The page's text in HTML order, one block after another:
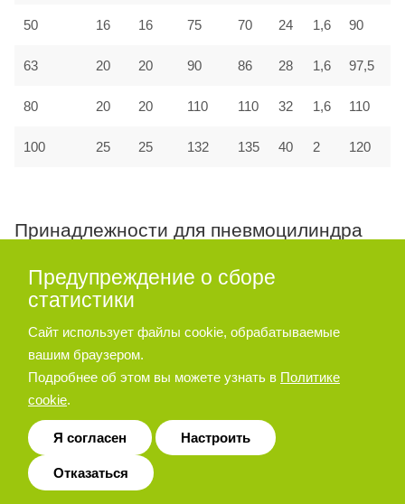
50 16 16 75 70 24 1,6 90
63 20 20 90 86 28 1,6 97,5
80 20 20 110 110 32 1,6 110
100 25 25 132 135 40 2 120
Принадлежности для пневмоцилиндра
Опора угловая
Предупреждение о сборе
статистики
Сайт использует файлы cookie, обрабатываемые
вашим браузером.
Подробнее об этом вы можете узнать в Политике
cookie.
Я согласен Настроить
Отказаться